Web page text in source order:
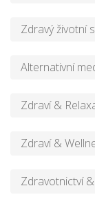
Zdravý životní
Alternativní
Zdraví &
Zdraví &
Zdravotnictví